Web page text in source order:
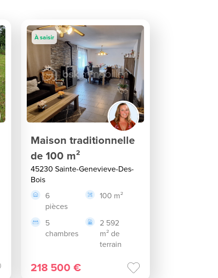
À saisir
Maison traditionnelle
de 100 m²
45230 Sainte-Genevieve-Des-
Bois
6
pièces
100 m²
5
chambres
2 592
m² de
terrain
218 500 €